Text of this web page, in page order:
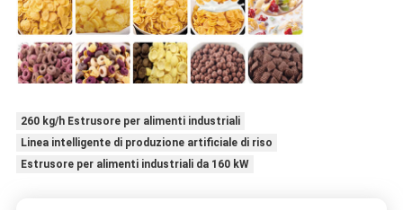
260 kg/h Estrusore per alimenti industriali
Linea intelligente di produzione artificiale di riso
Estrusore per alimenti industriali da 160 kW